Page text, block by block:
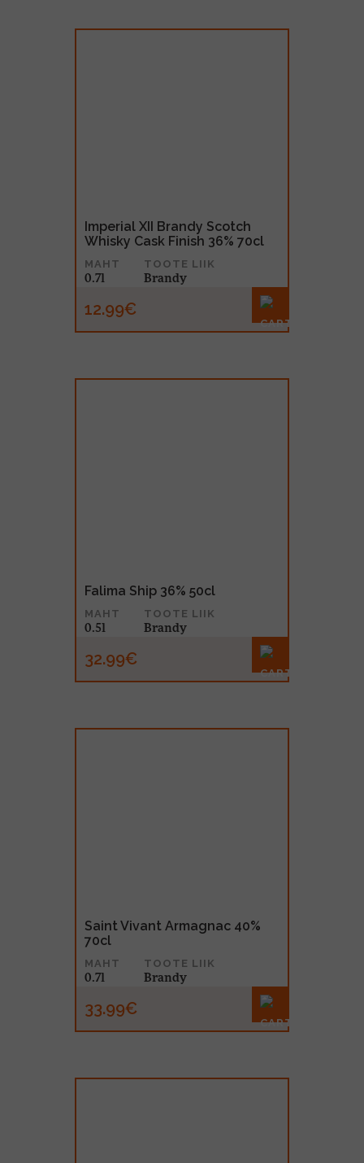
Imperial XII Brandy Scotch
Whisky Cask Finish 36% 70cl
MAHT
0.7l
TOOTE LIIK
Brandy
12.99€
Falima Ship 36% 50cl
MAHT
0.5l
TOOTE LIIK
Brandy
32.99€
Saint Vivant Armagnac 40%
70cl
MAHT
0.7l
TOOTE LIIK
Brandy
33.99€